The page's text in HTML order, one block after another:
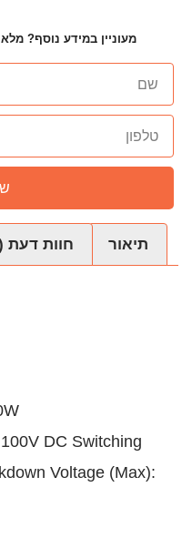
מלא רק הפרטים ונחזור אליך
weight: 0.025kg
Rating (Max): 10W
Voltage (Max):
(Max): 0.5A